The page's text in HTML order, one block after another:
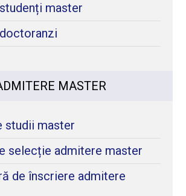
master
MASTER
studii master
selecție admitere master
de înscriere admitere